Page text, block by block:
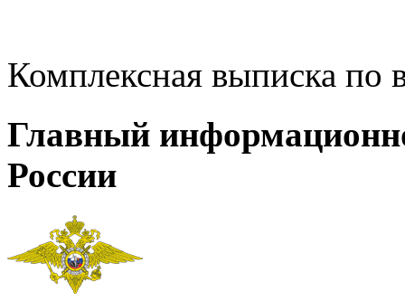
Комплексная выписка
Главный
России